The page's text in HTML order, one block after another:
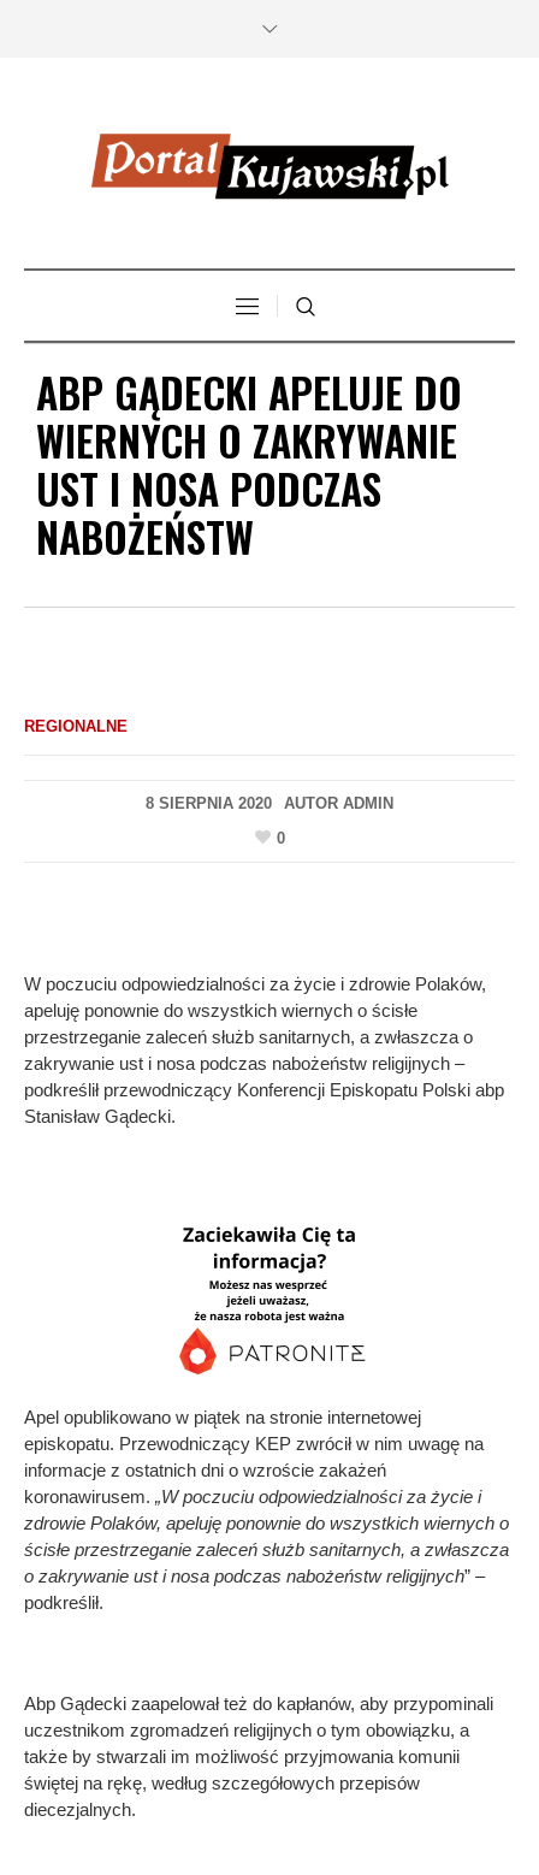
ABP GĄDECKI APELUJE DO
WIERNYCH O ZAKRYWANIE
UST I NOSA PODCZAS
NABOŻEŃSTW
REGIONALNE
8 SIERPNIA 2020 AUTOR ADMIN
0
W poczuciu odpowiedzialności za życie i zdrowie Polaków,
apeluję ponownie do wszystkich wiernych o ścisłe
przestrzeganie zaleceń służb sanitarnych, a zwłaszcza o
zakrywanie ust i nosa podczas nabożeństw religijnych –
podkreślił przewodniczący Konferencji Episkopatu Polski abp
Stanisław Gądecki.
Apel opublikowano w piątek na stronie internetowej
episkopatu. Przewodniczący KEP zwrócił w nim uwagę na
informacje z ostatnich dni o wzroście zakażeń
koronawirusem. „W poczuciu odpowiedzialności za życie i
zdrowie Polaków, apeluję ponownie do wszystkich wiernych o
ścisłe przestrzeganie zaleceń służb sanitarnych, a zwłaszcza
o zakrywanie ust i nosa podczas nabożeństw religijnych” –
podkreślił.
Abp Gądecki zaapelował też do kapłanów, aby przypominali
uczestnikom zgromadzeń religijnych o tym obowiązku, a
także by stwarzali im możliwość przyjmowania komunii
świętej na rękę, według szczegółowych przepisów
diecezjalnych.